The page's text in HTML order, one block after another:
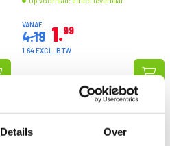
Details Over
VANAF
4.19 1 99
1.64 EXCL. BTW